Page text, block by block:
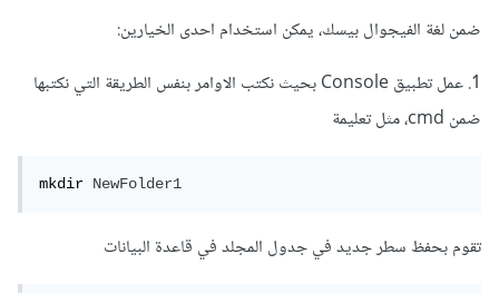
ضمن لغة الفيجوال بيسك، يمكن استخدام احدى الخيارين:
1. عمل تطبيق Console بحيث نكتب الاوامر بنفس الطريقة التي نكتبها
ضمن cmd، مثل تعليمة
mkdir NewFolder1
تقوم بحفظ سطر جديد في جدول المجلد في قاعدة البيانات